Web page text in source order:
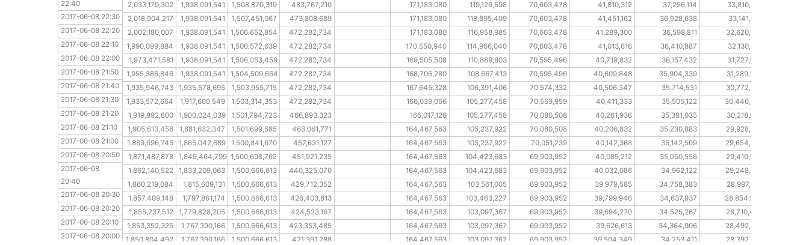
2017-06-08 22:30
2,033,179,302 1,938,091,541 1,508,870,319 483,767,210 171,183,080 119,126,598 70,603,478 41,810,312 37,256,114 33,810,506
2017-06-08 22:20
2,018,904,217 1,938,091,541 1,507,451,067 473,808,689 171,183,080 118,895,409 70,603,478 41,451,162 36,928,638 33,141,978
2017-06-08 22:10
2,002,180,007 1,938,091,541 1,506,652,854 472,282,734 171,183,080 116,958,985 70,603,478 41,289,300 36,598,811 32,620,787
2017-06-08 22:00
1,990,099,884 1,938,091,541 1,506,572,639 472,282,734 170,550,940 114,966,040 70,603,478 41,013,616 36,410,887 32,130,070
2017-06-08 21:50
1,973,471,581 1,938,091,541 1,506,053,459 472,282,734 169,505,508 110,889,803 70,595,496 40,719,832 36,157,432 31,727,948
2017-06-08 21:40
1,955,386,846 1,938,091,541 1,504,509,664 472,282,734 168,706,280 108,667,413 70,595,496 40,609,848 35,904,339 31,289,534
2017-06-08 21:30
1,935,946,743 1,935,578,695 1,503,955,715 472,282,734 167,645,328 106,391,406 70,574,332 40,506,347 35,714,531 30,772,236
2017-06-08 21:20
1,933,572,664 1,917,600,549 1,503,314,353 472,282,734 166,039,056 105,277,458 70,569,959 40,411,333 35,505,122 30,440,520
2017-06-08 21:10
1,919,892,800 1,900,024,039 1,501,794,723 466,893,323 166,017,126 105,277,458 70,080,508 40,261,936 35,381,035 30,218,049
2017-06-08 21:00
1,905,613,458 1,881,632,347 1,501,699,585 463,061,771 164,467,563 105,237,922 70,080,508 40,206,832 35,230,883 29,928,232
2017-06-08 20:50
1,889,696,745 1,865,042,689 1,500,841,670 457,631,127 164,467,563 105,237,922 70,051,239 40,142,368 35,142,509 29,654,287
2017-06-08 20:40
1,871,487,878 1,849,464,799 1,500,698,762 451,921,235 164,467,563 104,423,683 69,903,952 40,085,212 35,050,556 29,410,904
2017-06-08 20:30
1,862,140,522 1,833,209,063 1,500,666,613 440,325,070 164,467,563 104,423,683 69,903,952 40,032,086 34,962,122 29,248,588
2017-06-08 20:20
1,860,219,084 1,815,609,131 1,500,666,613 429,712,352 164,467,563 103,561,005 69,903,952 39,979,585 34,758,383 28,997,970
2017-06-08 20:10
1,857,409,148 1,797,861,174 1,500,666,613 426,403,813 164,467,563 103,463,227 69,903,952 39,799,946 34,637,937 28,854,984
2017-06-08 20:00
1,855,237,512 1,779,828,205 1,500,666,613 424,523,167 164,467,563 103,097,367 69,903,952 39,694,270 34,525,267 28,710,448
2017-06-08 19:50
1,853,352,325 1,767,390,166 1,500,666,613 423,353,485 164,467,563 103,097,367 69,903,952 39,626,613 34,364,906 28,492,393
2017-06-08 19:40
1,850,804,492 1,767,390,166 1,500,666,613 421,391,288 164,467,563 103,097,367 69,903,952 39,504,349 34,253,411 28,392,996
22:40
2017-06-08 22:30
2017-06-08 22:20
2017-06-08 22:10
2017-06-08 22:00
2017-06-08 21:50
2017-06-08 21:40
2017-06-08 21:30
2017-06-08 21:20
2017-06-08 21:10
2017-06-08 21:00
2017-06-08 20:50
2017-06-08
20:40
2017-06-08 20:30
2017-06-08 20:20
2017-06-08 20:10
2017-06-08 20:00